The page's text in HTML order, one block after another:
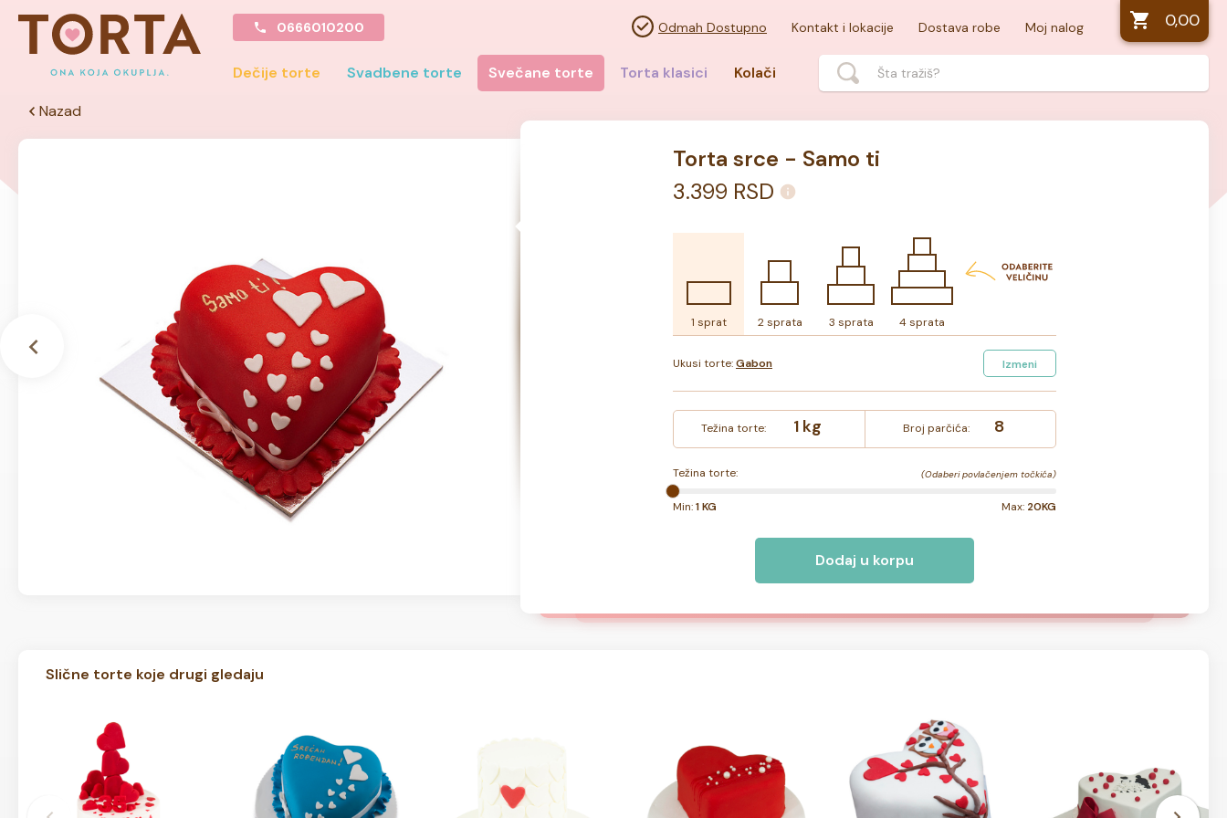
0666010200 Odmah Dostupno Kontakt i lokacije Dostava robe Moj nalog 0,00
Dečije torte Svadbene torte Svečane torte Torta klasici
Kolači
Nazad
Torta srce - Samo ti
3.399 RSD
1 sprat 2 sprata 3 sprata 4 sprata
Ukusi torte:Gabon Izmeni
Težina torte: 1 kg Broj parčića: 8
Težina torte: (Odaberi povlačenjem točkića)
Min:1 KG Max: 20KG
Dodaj u korpu
Slične torte koje drugi gledaju